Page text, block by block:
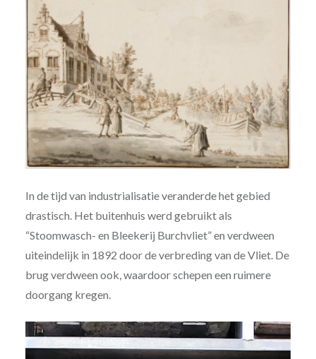
In de tijd van industrialisatie veranderde het gebied
drastisch. Het buitenhuis werd gebruikt als
“Stoomwasch- en Bleekerij Burchvliet” en verdween
uiteindelijk in 1892 door de verbreding van de Vliet. De
brug verdween ook, waardoor schepen een ruimere
doorgang kregen.